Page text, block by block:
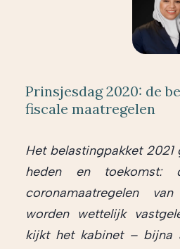
Prinsjesdag 2020: de
fiscale maatregelen
Het belastingpakket 2021
heden en toekomst:
coronamaatregelen
worden wettelijk
kijkt het kabinet – bijna